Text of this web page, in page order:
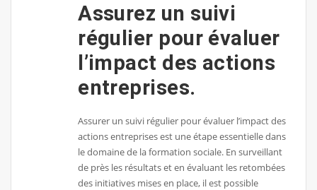
Assurez un suivi
régulier pour évaluer
l’impact des actions
entreprises.
Assurer un suivi régulier pour évaluer l’impact des
actions entreprises est une étape essentielle dans
le domaine de la formation sociale. En surveillant
de près les résultats et en évaluant les retombées
des initiatives mises en place, il est possible